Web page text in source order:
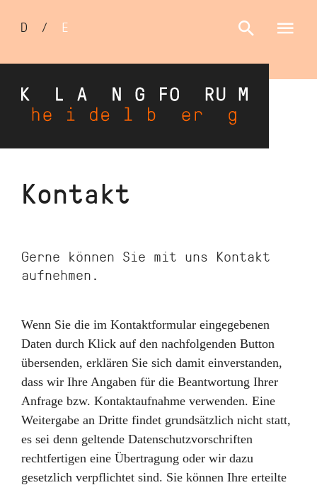
Direkt
Sprachumschalter
D / E
Kontakt
Gerne können Sie mit uns Kontakt
aufnehmen.
Wenn Sie die im Kontaktformular eingegebenen
Daten durch Klick auf den nachfolgenden Button
übersenden, erklären Sie sich damit einverstanden,
dass wir Ihre Angaben für die Beantwortung Ihrer
Anfrage bzw. Kontaktaufnahme verwenden. Eine
Weitergabe an Dritte findet grundsätzlich nicht statt,
es sei denn geltende Datenschutzvorschriften
rechtfertigen eine Übertragung oder wir dazu
gesetzlich verpflichtet sind. Sie können Ihre erteilte